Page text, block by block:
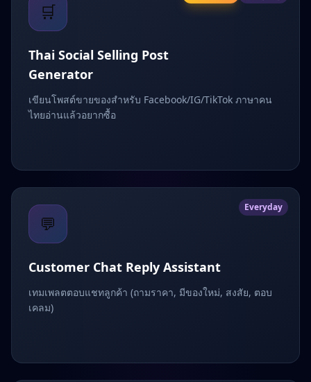
🛒
Thai Social Selling Post
Generator
เขียนโพสต์ขายของสำหรับ Facebook/IG/TikTok ภาษาคน
ไทยอ่านแล้วอยากซื้อ
Everyday
💬
Customer Chat Reply Assistant
เทมเพลตตอบแชทลูกค้า (ถามราคา, มีของใหม่, สงสัย, ตอบ
เคลม)